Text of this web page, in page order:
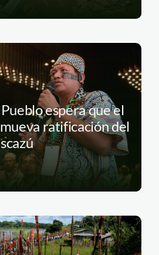
espera que el
ratificación del